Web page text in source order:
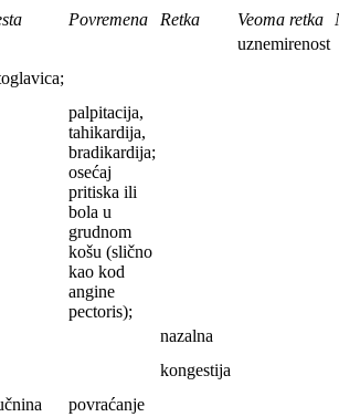
Povremena Retka Veoma retka
uznemirenost
palpitacija,
tahikardija,
bradikardija;
osećaj
pritiska ili
bola u
grudnom
košu (slično
kao kod
angine
pectoris);
nazalna
kongestija
povraćanje